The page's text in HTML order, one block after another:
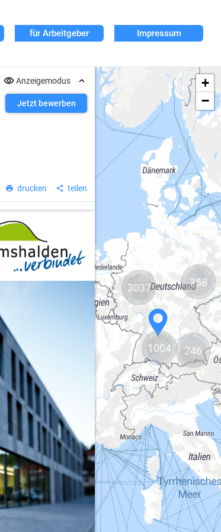
für Arbeitgeber Impressum
Anzeigemodus
Jetzt bewerben
drucken teilen
3037
1004
358
246
+
−